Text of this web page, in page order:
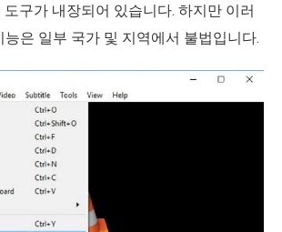
구가 내장되어 있습니다. 하지만 이러
능은 일부 국가 및 지역에서 불법입니다.